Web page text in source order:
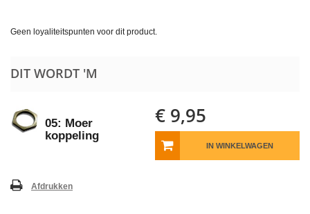
Geen loyaliteitspunten voor dit product.
DIT WORDT 'M
05: Moer
koppeling
€ 9,95
IN WINKELWAGEN
Afdrukken